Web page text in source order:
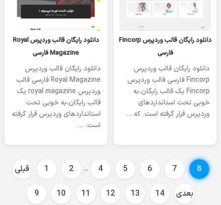
یکشنبه 08 ژانویه 2023
دانلود رایگان قالب وردپرس Fincorp
فارسی
دانلود رایگان قالب وردپرس
Fincorp فارسی فالب وردپرس
Fincorp یک قالب رایگان،به
خوبی تحت استانداردهای
وردپرس قرار گرفته است. که …
یکشنبه 08 ژانویه 2023
دانلود رایگان قالب وردپرس Royal
Magazine فارسی
دانلود رایگان قالب وردپرس
Royal Magazine فارسی قالب
وردپرس royal magazine یک
قالب رایگان،به خوبی تحت
استانداردهای وردپرس قرار گرفته
است. …
قبلی 1 2 … 4 5 6 7 8
9 10 11 12 13 14 بعدی